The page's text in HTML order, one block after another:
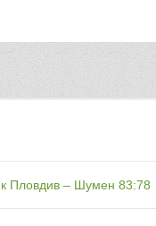
Пловдив – Шумен 83:78